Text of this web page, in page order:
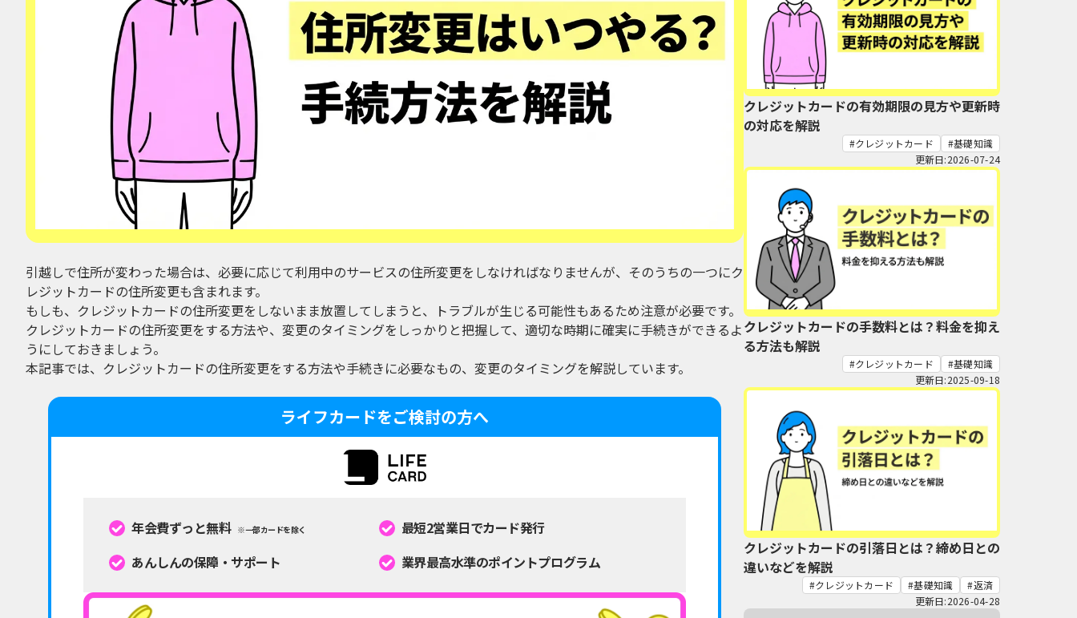
引越しで住所が変わった場合は、必要に応じて利用中のサービスの住所変更をしなければなりませんが、そのうちの一つにク
レジットカードの住所変更も含まれます。
もしも、クレジットカードの住所変更をしないまま放置してしまうと、トラブルが生じる可能性もあるため注意が必要です。
クレジットカードの住所変更をする方法や、変更のタイミングをしっかりと把握して、適切な時期に確実に手続きができるよ
うにしておきましょう。
本記事では、クレジットカードの住所変更をする方法や手続きに必要なもの、変更のタイミングを解説しています。
ライフカードをご検討の方へ
年会費ずっと無料 ※一部カードを除く
最短2営業日でカード発行
あんしんの保障・サポート
業界最高水準のポイントプログラム
クレジットカードの有効期限の見方や更新時
の対応を解説
クレジットカード
基礎知識
更新日:2026-07-24
クレジットカードの手数料とは？料金を抑え
る方法も解説
クレジットカード
基礎知識
更新日:2025-09-18
クレジットカードの引落日とは？締め日との
違いなどを解説
クレジットカード 基礎知識
返済
更新日:2026-04-28